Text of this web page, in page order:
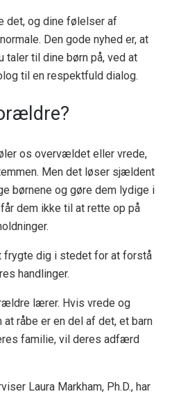
det, og dine følelser af
Den gode nyhed er, at
taler til dine børn på, ved at
til en respektfuld dialog.
os overvældet eller vrede,
Men det løser sjældent
børnene og gøre dem lydige i
dem ikke til at rette op på
frygte dig i stedet for at forstå
handlinger.
lærer. Hvis vrede og
råbe er en del af det, et barn
familie, vil deres adfærd
Laura Markham, Ph.D., har